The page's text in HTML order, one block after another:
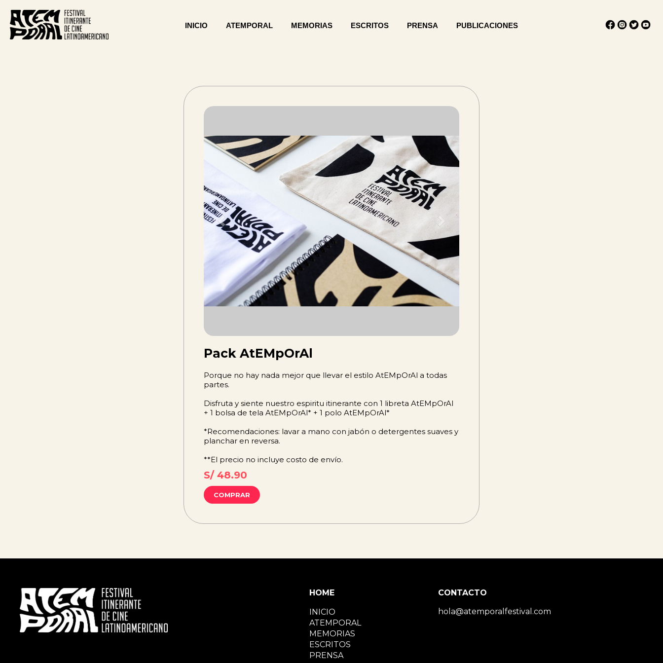
INICIO ATEMPORAL MEMORIAS ESCRITOS PRENSA PUBLICACIONES
Pack AtEMpOrAl
Porque no hay nada mejor que llevar el estilo AtEMpOrAl a todas
partes.
Disfruta y siente nuestro espiritu itinerante con 1 libreta AtEMpOrAl
+ 1 bolsa de tela AtEMpOrAl* + 1 polo AtEMpOrAl*
*Recomendaciones: lavar a mano con jabón o detergentes suaves y
planchar en reversa.
**El precio no incluye costo de envío.
S/ 48.90
COMPRAR
HOME
INICIO
ATEMPORAL
MEMORIAS
ESCRITOS
PRENSA
CONTACTO
hola@atemporalfestival.com